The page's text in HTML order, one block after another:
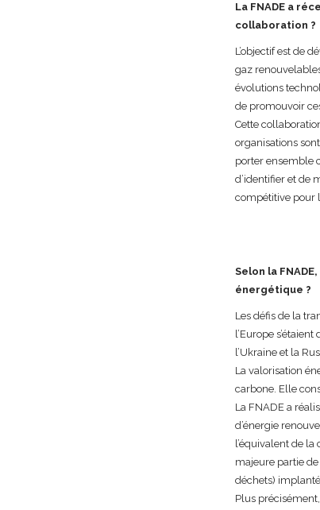
La FNADE a
collaboration ?
L’objectif est de
gaz
évolutions
de promouvoir
Cette
organisations
porter ensemble
d’identifier et de
compétitive pour
Selon la
énergétique ?
Les défis de la
l’Europe
l’Ukraine et la
La valorisation
carbone. Elle
La FNADE a
d’énergie
l’équivalent de
majeure partie
déchets)
Plus